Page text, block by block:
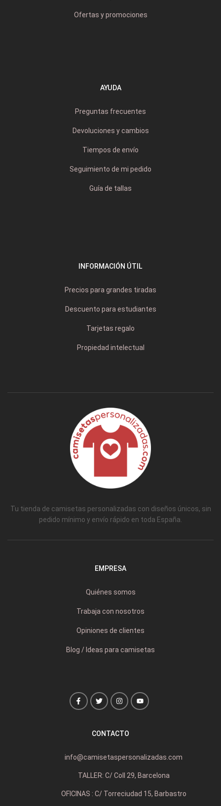
Ofertas y promociones
AYUDA
Preguntas frecuentes
Devoluciones y cambios
Tiempos de envío
Seguimiento de mi pedido
Guía de tallas
INFORMACIÓN ÚTIL
Precios para grandes tiradas
Descuento para estudiantes
Tarjetas regalo
Propiedad intelectual
Tu tienda de camisetas personalizadas con diseños únicos, sin
pedido mínimo y envío rápido en toda España.
EMPRESA
Quiénes somos
Trabaja con nosotros
Opiniones de clientes
Blog / Ideas para camisetas
CONTACTO
info@camisetaspersonalizadas.com
TALLER: C/ Coll 29, Barcelona
OFICINAS : C/ Torreciudad 15, Barbastro